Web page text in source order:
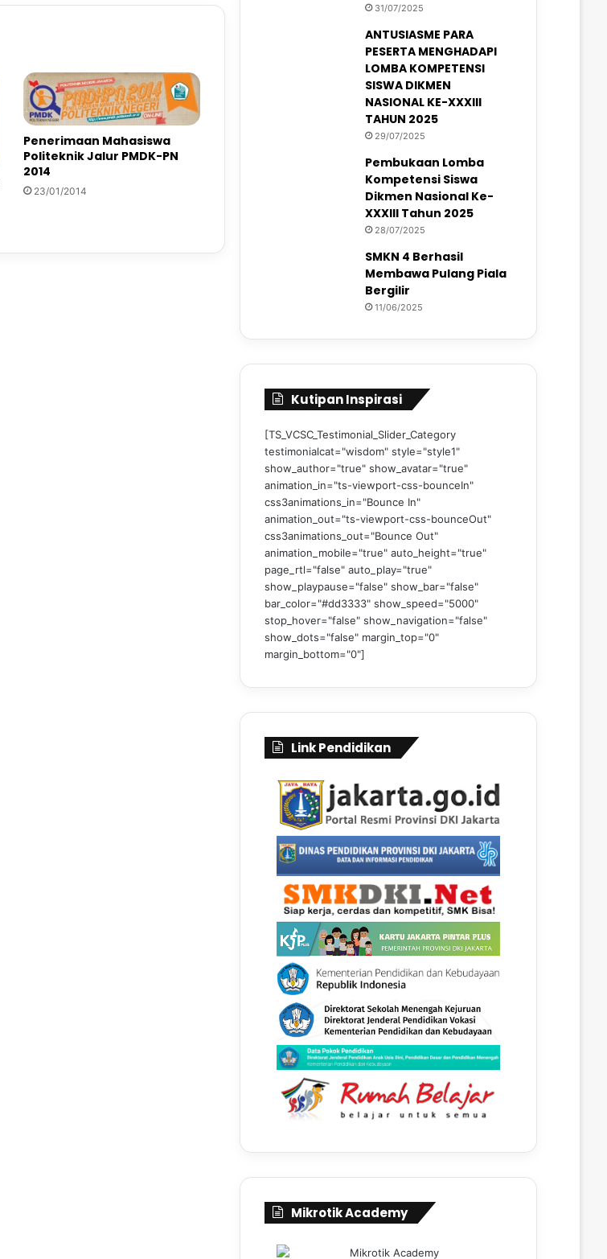
Penerimaan Mahasiswa
Politeknik Jalur PMDK-PN
2014
23/01/2014
31/07/2025
ANTUSIASME PARA
PESERTA MENGHADAPI
LOMBA KOMPETENSI
SISWA DIKMEN
NASIONAL KE-XXXIII
TAHUN 2025
29/07/2025
Pembukaan Lomba
Kompetensi Siswa
Dikmen Nasional Ke-
XXXIII Tahun 2025
28/07/2025
SMKN 4 Berhasil
Membawa Pulang Piala
Bergilir
11/06/2025
Kutipan Inspirasi
[TS_VCSC_Testimonial_Slider_Category
testimonialcat="wisdom" style="style1"
show_author="true" show_avatar="true"
animation_in="ts-viewport-css-bounceIn"
css3animations_in="Bounce In"
animation_out="ts-viewport-css-bounceOut"
css3animations_out="Bounce Out"
animation_mobile="true" auto_height="true"
page_rtl="false" auto_play="true"
show_playpause="false" show_bar="false"
bar_color="#dd3333" show_speed="5000"
stop_hover="false" show_navigation="false"
show_dots="false" margin_top="0"
margin_bottom="0"]
Link Pendidikan
Mikrotik Academy